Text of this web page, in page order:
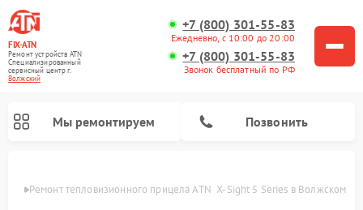
FIX-ATN
Ремонт устройств ATN
Специализированный
cервисный центр г.
Волжский
+7 (800) 301-55-83
Ежедневно, с 10:00 до 20:00
+7 (800) 301-55-83
Звонок бесплатный по РФ
Мы ремонтируем Позвонить
Ремонт тепловизионного прицела ATN  X‑Sight 5 Series в Волжском